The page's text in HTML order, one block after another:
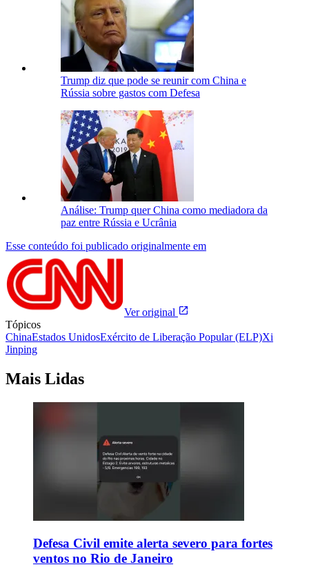
Trump diz que pode se reunir com China e
Rússia sobre gastos com Defesa
Análise: Trump quer China como mediadora da
paz entre Rússia e Ucrânia
Esse conteúdo foi publicado originalmente em
Ver original
Tópicos
ChinaEstados UnidosExército de Liberação Popular (ELP)Xi
Jinping
Mais Lidas
Defesa Civil emite alerta severo para fortes
ventos no Rio de Janeiro